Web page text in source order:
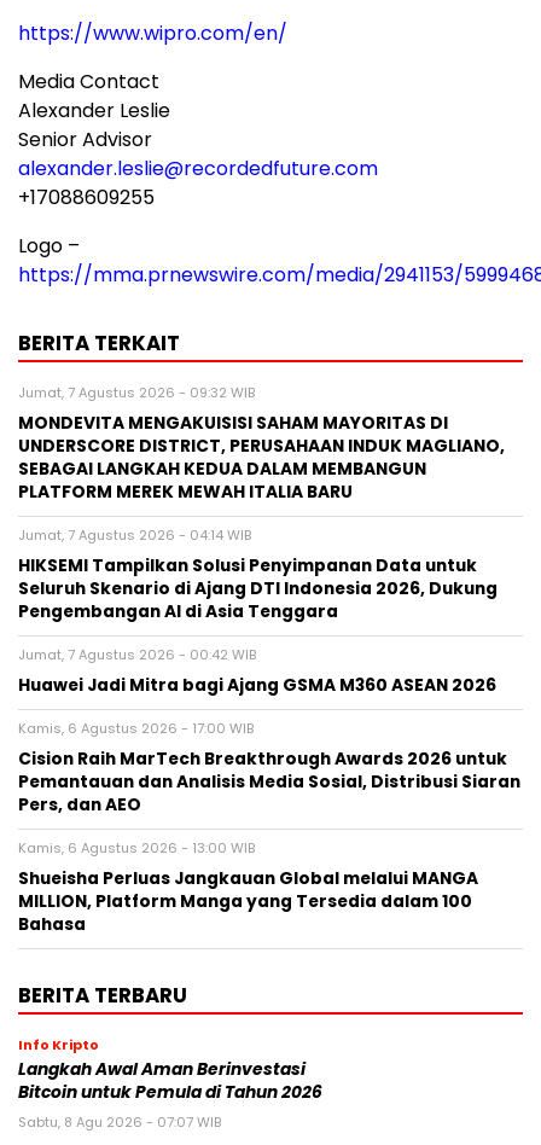
https://www.wipro.com/en/
Media Contact
Alexander Leslie
Senior Advisor
alexander.leslie@recordedfuture.com
+17088609255
Logo –
https://mma.prnewswire.com/media/2941153/
BERITA TERKAIT
Jumat, 7 Agustus 2026 - 09:32 WIB
MONDEVITA MENGAKUISISI SAHAM MAYORITAS DI
UNDERSCORE DISTRICT, PERUSAHAAN INDUK MAGLIANO,
SEBAGAI LANGKAH KEDUA DALAM MEMBANGUN
PLATFORM MEREK MEWAH ITALIA BARU
Jumat, 7 Agustus 2026 - 04:14 WIB
HIKSEMI Tampilkan Solusi Penyimpanan Data untuk
Seluruh Skenario di Ajang DTI Indonesia 2026, Dukung
Pengembangan AI di Asia Tenggara
Jumat, 7 Agustus 2026 - 00:42 WIB
Huawei Jadi Mitra bagi Ajang GSMA M360 ASEAN 2026
Kamis, 6 Agustus 2026 - 17:00 WIB
Cision Raih MarTech Breakthrough Awards 2026 untuk
Pemantauan dan Analisis Media Sosial, Distribusi Siaran
Pers, dan AEO
Kamis, 6 Agustus 2026 - 13:00 WIB
Shueisha Perluas Jangkauan Global melalui MANGA
MILLION, Platform Manga yang Tersedia dalam 100
Bahasa
BERITA TERBARU
Info Kripto
Langkah Awal Aman Berinvestasi
Bitcoin untuk Pemula di Tahun 2026
Sabtu, 8 Agu 2026 - 07:07 WIB